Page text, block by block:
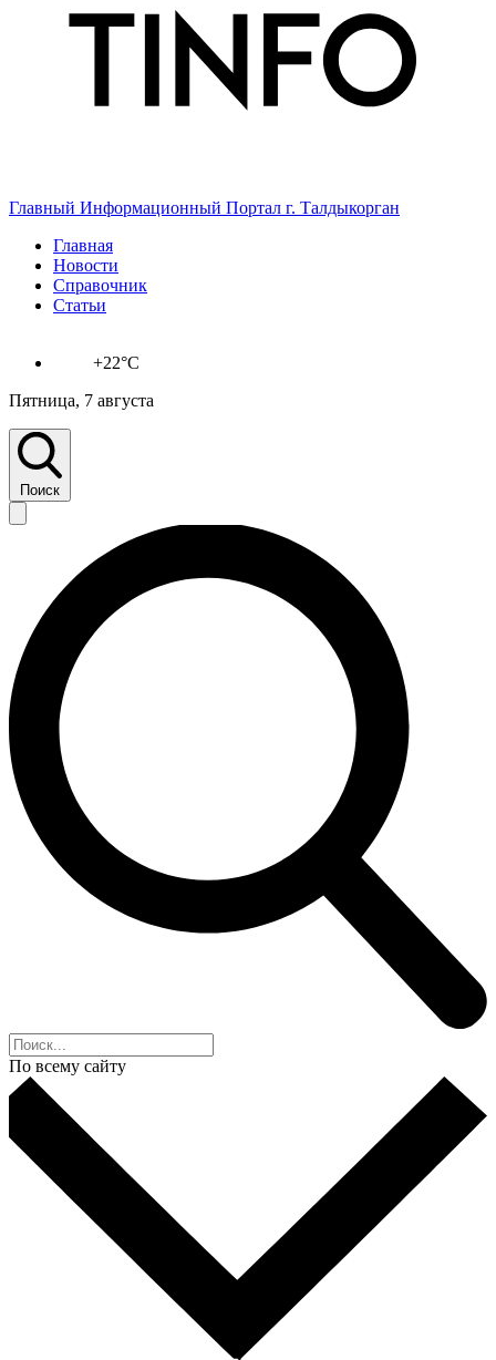
Главный Информационный Портал г. Талдыкорган
Главная
Новости
Справочник
Статьи
+22°C
Пятница, 7 августа
Поиск
По всему сайту